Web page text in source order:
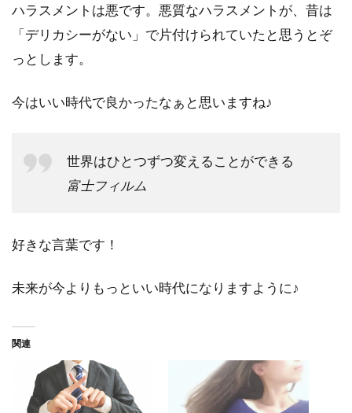
ハラスメントは悪です。悪質なハラスメントが、昔は
「デリカシーがない」で片付けられていたと思うとぞ
っとします。
今はいい時代で良かったなぁと思いますね♪
世界はひとつずつ変えることができる
富士フィルム
好きな言葉です！
未来が今よりもっといい時代になりますように♪
関連